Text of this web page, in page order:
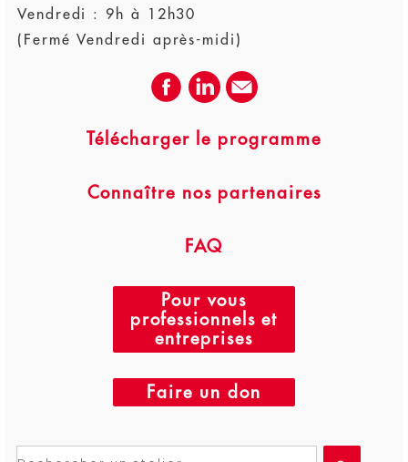
Vendredi : 9h à 12h30
(Fermé Vendredi après-midi)
Télécharger le programme
Connaître nos partenaires
FAQ
Pour vous
professionnels et
entreprises
Faire un don